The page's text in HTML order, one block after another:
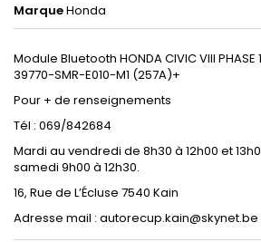
MarqueHonda
Module Bluetooth HONDA CIVIC VIII
39770-SMR-E010-M1 (257A)+
Pour + de renseignements
Tél : 069/842684
Mardi au vendredi de 8h30 à 12h00 et
samedi 9h00 à 12h30.
16, Rue de L’Écluse 7540 Kain
Adresse mail : autorecup.kain@skynet.be